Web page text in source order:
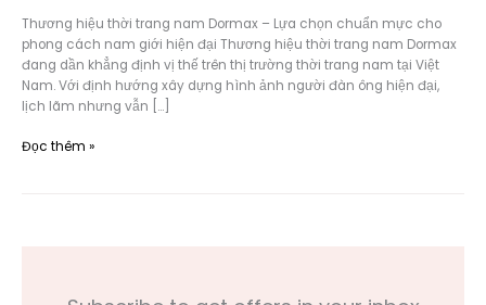
Thương hiệu thời trang nam Dormax – Lựa chọn chuẩn mực cho
phong cách nam giới hiện đại Thương hiệu thời trang nam Dormax
đang dần khẳng định vị thế trên thị trường thời trang nam tại Việt
Nam. Với định hướng xây dựng hình ảnh người đàn ông hiện đại,
lịch lãm nhưng vẫn […]
Hello
Đọc thêm »